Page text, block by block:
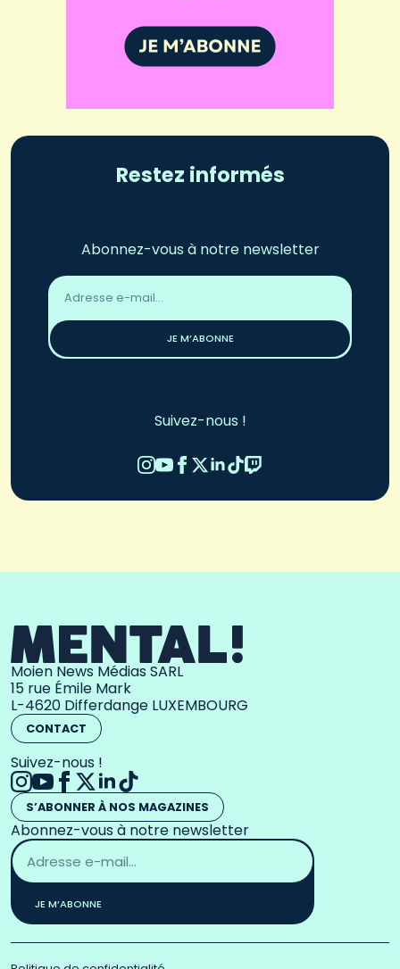
Restez informés
Abonnez-vous à notre newsletter
Adresse
email
JE M’ABONNE
Suivez-nous !
Moien News Médias SARL
15 rue Émile Mark
L-4620 Differdange LUXEMBOURG
CONTACT
Suivez-nous !
S’ABONNER À NOS MAGAZINES
Abonnez-vous à notre newsletter
Adresse
email
*
JE M’ABONNE